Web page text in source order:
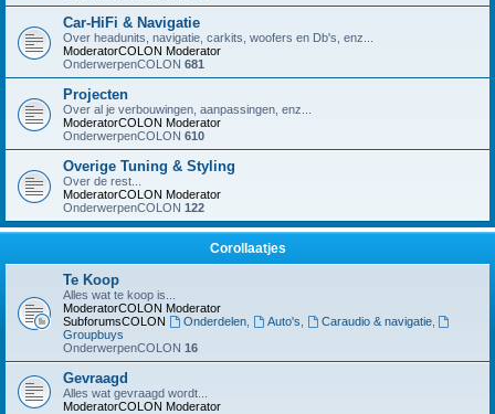
Car-HiFi & Navigatie
Over headunits, navigatie, carkits, woofers en Db's, enz...
ModeratorCOLON Moderator
OnderwerpenCOLON 681
Projecten
Over al je verbouwingen, aanpassingen, enz...
ModeratorCOLON Moderator
OnderwerpenCOLON 610
Overige Tuning & Styling
Over de rest...
ModeratorCOLON Moderator
OnderwerpenCOLON 122
Corollaatjes
Te Koop
Alles wat te koop is...
ModeratorCOLON Moderator
SubforumsCOLON
Onderdelen, Auto's Caraudio & navigatie,
Groupbuys
OnderwerpenCOLON 16
Gevraagd
Alles wat gevraagd wordt...
ModeratorCOLON Moderator